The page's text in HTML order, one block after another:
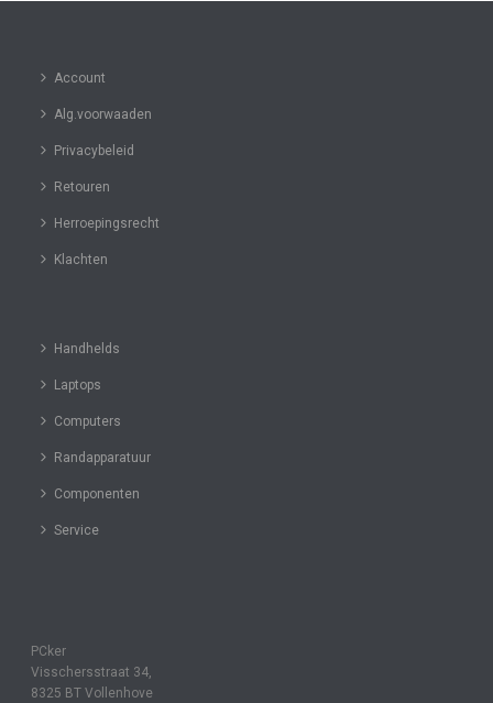
Account
Alg.voorwaaden
Privacybeleid
Retouren
Herroepingsrecht
Klachten
Handhelds
Laptops
Computers
Randapparatuur
Componenten
Service
PCker
Visschersstraat 34,
8325 BT Vollenhove